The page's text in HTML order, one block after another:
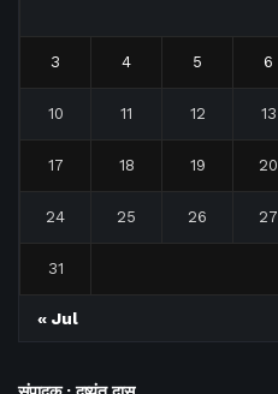
3 4 5 6
10 11 12 13
17 18 19 20
24 25 26 27
31
« Jul